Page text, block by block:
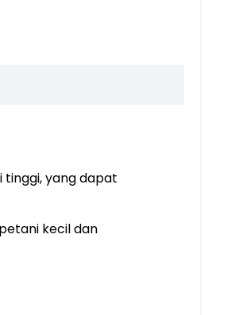
tinggi, yang dapat
kecil dan